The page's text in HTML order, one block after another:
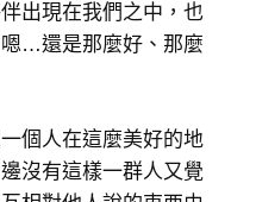
出現在我們之中，也
…還是那麼好、那麼
個人在這麼美好的地
沒有這樣一群人又覺